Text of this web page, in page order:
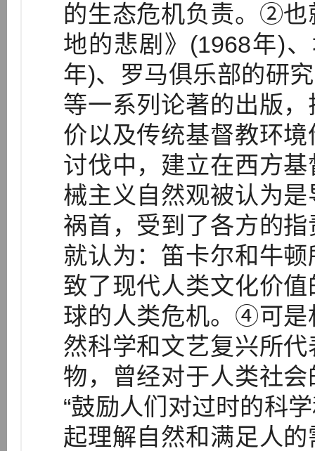
的生态危机负责。②也
地的悲剧》(1968年)
年)、罗马俱乐部的研
等一系列论著的出版
价以及传统基督教环
讨伐中，建立在西方
械主义自然观被认为
祸首，受到了各方的
就认为：笛卡尔和牛
致了现代人类文化价
球的人类危机。④可是
然科学和文艺复兴所
物，曾经对于人类社
“鼓励人们对过时的科
起理解自然和满足人